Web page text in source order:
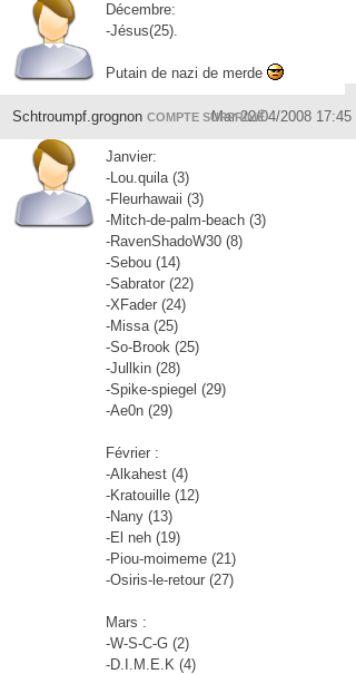
Décembre:
-Jésus(25).
Putain de nazi de merde
Schtroumpf.grognon COMPTE SUPPRIMÉMar 22/04/2008 17:45
Janvier:
-Lou.quila (3)
-Fleurhawaii (3)
-Mitch-de-palm-beach (3)
-RavenShadoW30 (8)
-Sebou (14)
-Sabrator (22)
-XFader (24)
-Missa (25)
-So-Brook (25)
-Jullkin (28)
-Spike-spiegel (29)
-Ae0n (29)
Février :
-Alkahest (4)
-Kratouille (12)
-Nany (13)
-El neh (19)
-Piou-moimeme (21)
-Osiris-le-retour (27)
Mars :
-W-S-C-G (2)
-D.I.M.E.K (4)